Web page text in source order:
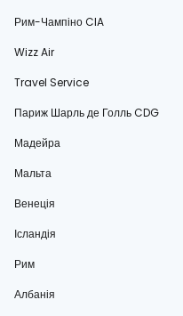
Рим-Чампіно CIA
Wizz Air
Travel Service
Париж Шарль де Голль CDG
Мадейра
Мальта
Венеція
Ісландія
Рим
Албанія